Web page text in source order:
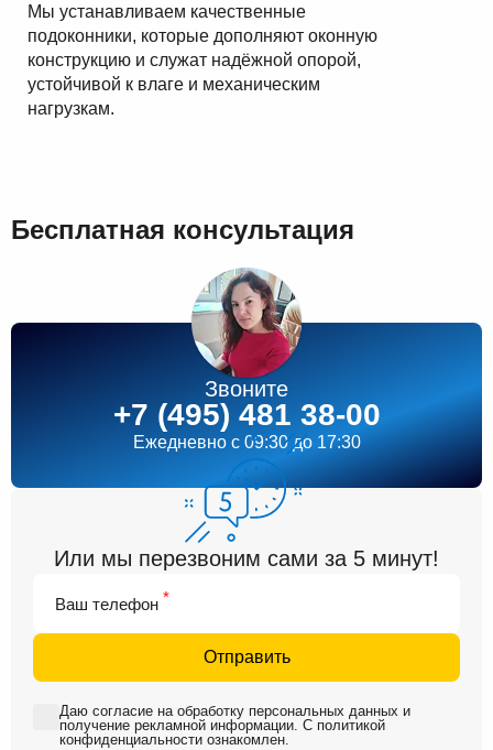
Мы устанавливаем качественные
подоконники, которые дополняют оконную
конструкцию и служат надёжной опорой,
устойчивой к влаге и механическим
нагрузкам.
Бесплатная консультация
Звоните
+7 (495) 481 38-00
Ежедневно c 09:30 до 17:30
Или мы перезвоним сами за 5 минут!
Ваш телефон *
Отправить
Даю согласие на обработку персональных данных и
получение рекламной информации . С политикой
конфиденциальности ознакомлен.